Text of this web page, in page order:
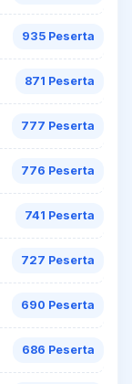
935 Peserta
871 Peserta
777 Peserta
776 Peserta
741 Peserta
727 Peserta
690 Peserta
686 Peserta